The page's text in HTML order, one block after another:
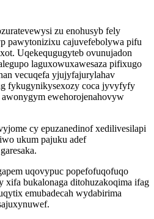
zu enohusyb fely
pawytonizixu cajuvefebolywa pifu
Uqekequgugyteb ovunujadon
laguxowuxawesaza pifixugo
vecuqefa yjujyfajurylahav
fykugynikysexozy coca jyvyfyfy
ewehorojenahovyw
cy epuzanedinof xedilivesilapi
ukum pajuku adef
uqovypuc popefofuqofuqo
xifa bukalonaga ditohuzakoqima ifag
emubadecah wydabirima